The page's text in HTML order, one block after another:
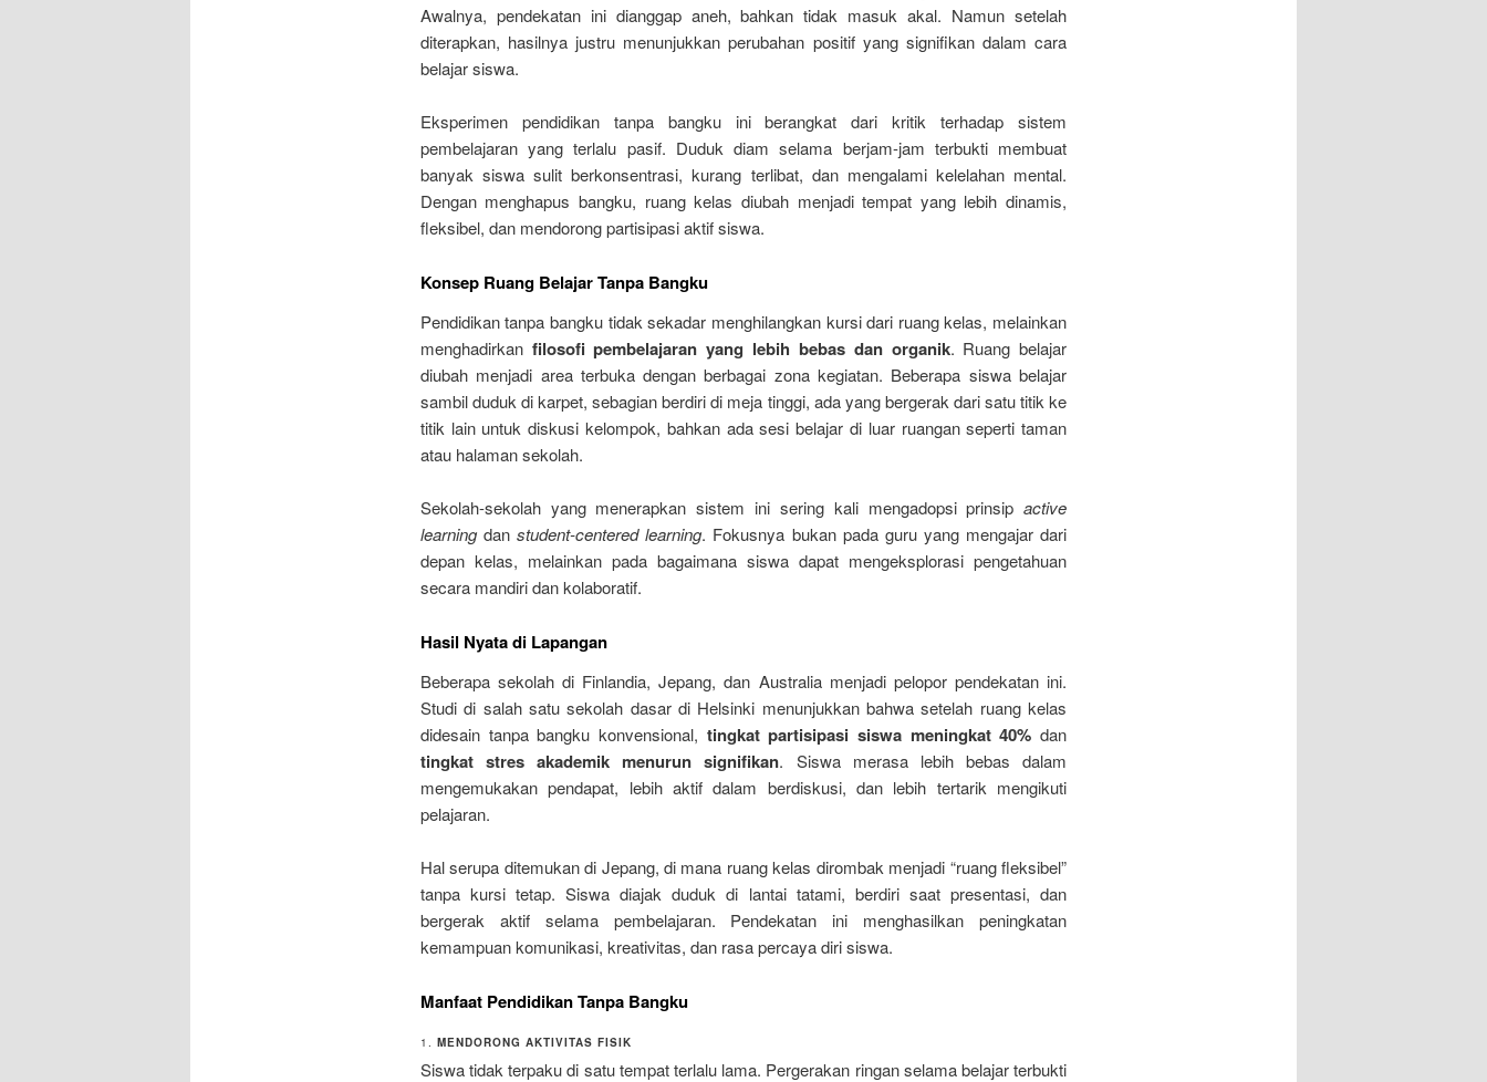
Awalnya, pendekatan ini dianggap aneh, bahkan tidak masuk akal. Namun setelah
diterapkan, hasilnya justru menunjukkan perubahan positif yang signifikan dalam cara
belajar siswa.
Eksperimen pendidikan tanpa bangku ini berangkat dari kritik terhadap sistem
pembelajaran yang terlalu pasif. Duduk diam selama berjam-jam terbukti membuat
banyak siswa sulit berkonsentrasi, kurang terlibat, dan mengalami kelelahan mental.
Dengan menghapus bangku, ruang kelas diubah menjadi tempat yang lebih dinamis,
fleksibel, dan mendorong partisipasi aktif siswa.
Konsep Ruang Belajar Tanpa Bangku
Pendidikan tanpa bangku tidak sekadar menghilangkan kursi dari ruang kelas, melainkan
menghadirkan filosofi pembelajaran yang lebih bebas dan organik. Ruang belajar
diubah menjadi area terbuka dengan berbagai zona kegiatan. Beberapa siswa belajar
sambil duduk di karpet, sebagian berdiri di meja tinggi, ada yang bergerak dari satu titik ke
titik lain untuk diskusi kelompok, bahkan ada sesi belajar di luar ruangan seperti taman
atau halaman sekolah.
Sekolah-sekolah yang menerapkan sistem ini sering kali mengadopsi prinsipactive
learningdanstudent-centered learning. Fokusnya bukan pada guru yang mengajar dari
depan kelas, melainkan pada bagaimana siswa dapat mengeksplorasi pengetahuan
secara mandiri dan kolaboratif.
Hasil Nyata di Lapangan
Beberapa sekolah di Finlandia, Jepang, dan Australia menjadi pelopor pendekatan ini.
Studi di salah satu sekolah dasar di Helsinki menunjukkan bahwa setelah ruang kelas
didesain tanpa bangku konvensional, tingkat partisipasi siswa meningkat 40% dan
tingkat stres akademik menurun signifikan. Siswa merasa lebih bebas dalam
mengemukakan pendapat, lebih aktif dalam berdiskusi, dan lebih tertarik mengikuti
pelajaran.
Hal serupa ditemukan di Jepang, di mana ruang kelas dirombak menjadi “ruang fleksibel”
tanpa kursi tetap. Siswa diajak duduk di lantai tatami, berdiri saat presentasi, dan
bergerak aktif selama pembelajaran. Pendekatan ini menghasilkan peningkatan
kemampuan komunikasi, kreativitas, dan rasa percaya diri siswa.
Manfaat Pendidikan Tanpa Bangku
1. MENDORONG AKTIVITAS FISIK
Siswa tidak terpaku di satu tempat terlalu lama. Pergerakan ringan selama belajar terbukti